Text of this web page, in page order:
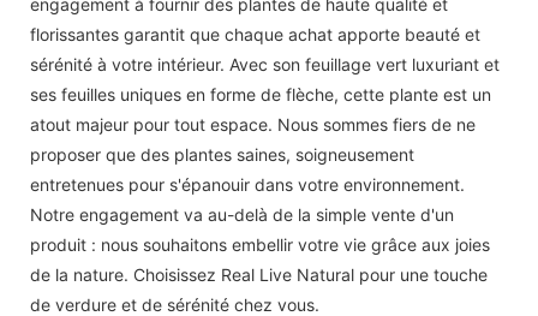
florissantes garantit que chaque achat apporte beauté et
sérénité à votre intérieur. Avec son feuillage vert luxuriant et
ses feuilles uniques en forme de flèche, cette plante est un
atout majeur pour tout espace. Nous sommes fiers de ne
proposer que des plantes saines, soigneusement
entretenues pour s'épanouir dans votre environnement.
Notre engagement va au-delà de la simple vente d'un
produit : nous souhaitons embellir votre vie grâce aux joies
de la nature. Choisissez Real Live Natural pour une touche
de verdure et de sérénité chez vous.